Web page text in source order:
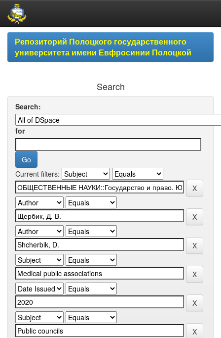
Skip
navigationРепозиторий Полоцкого государственного
университета имени Евфросинии Полоцкой
Search
Search:
for
Current filters: